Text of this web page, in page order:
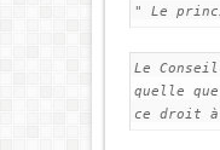
" Le
Le
quelle
ce droit à